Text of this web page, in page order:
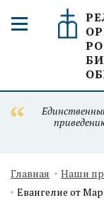
Главная Наши
Евангелие от